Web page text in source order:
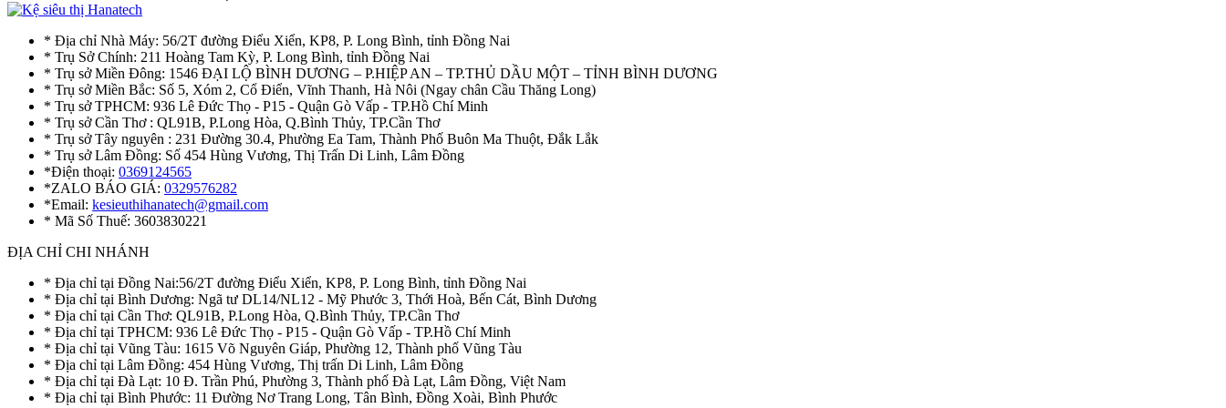
* Địa chỉ Nhà Máy: 56/2T đường Điểu Xiển, KP8, P. Long Bình, tỉnh Đồng Nai
* Trụ Sở Chính: 211 Hoàng Tam Kỳ, P. Long Bình, tỉnh Đồng Nai
* Trụ sở Miền Đông: 1546 ĐẠI LỘ BÌNH DƯƠNG – P.HIỆP AN – TP.THỦ DẦU MỘT – TỈNH BÌNH DƯƠNG
* Trụ sở Miền Bắc: Số 5, Xóm 2, Cổ Điển, Vĩnh Thanh, Hà Nôi (Ngay chân Cầu Thăng Long)
* Trụ sở TPHCM: 936 Lê Đức Thọ - P15 - Quận Gò Vấp - TP.Hồ Chí Minh
* Trụ sở Cần Thơ : QL91B, P.Long Hòa, Q.Bình Thủy, TP.Cần Thơ
* Trụ sở Tây nguyên : 231 Đường 30.4, Phường Ea Tam, Thành Phố Buôn Ma Thuột, Đắk Lắk
* Trụ sở Lâm Đồng: Số 454 Hùng Vương, Thị Trấn Di Linh, Lâm Đồng
*Điện thoại: 0369124565
*ZALO BÁO GIÁ: 0329576282
*Email: kesieuthihanatech@gmail.com
* Mã Số Thuế: 3603830221
ĐỊA CHỈ CHI NHÁNH
* Địa chỉ tại Đồng Nai:56/2T đường Điểu Xiển, KP8, P. Long Bình, tỉnh Đồng Nai
* Địa chỉ tại Bình Dương: Ngã tư DL14/NL12 - Mỹ Phước 3, Thới Hoà, Bến Cát, Bình Dương
* Địa chỉ tại Cần Thơ: QL91B, P.Long Hòa, Q.Bình Thủy, TP.Cần Thơ
* Địa chỉ tại TPHCM: 936 Lê Đức Thọ - P15 - Quận Gò Vấp - TP.Hồ Chí Minh
* Địa chỉ tại Vũng Tàu: 1615 Võ Nguyên Giáp, Phường 12, Thành phố Vũng Tàu
* Địa chỉ tại Lâm Đồng: 454 Hùng Vương, Thị trấn Di Linh, Lâm Đồng
* Địa chỉ tại Đà Lạt: 10 Đ. Trần Phú, Phường 3, Thành phố Đà Lạt, Lâm Đồng, Việt Nam
* Địa chỉ tại Bình Phước: 11 Đường Nơ Trang Long, Tân Bình, Đồng Xoài, Bình Phước